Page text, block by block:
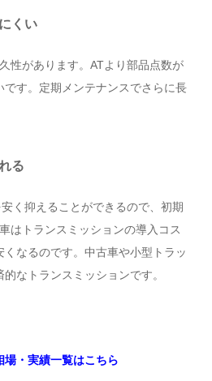
くい
性があります。ATより部品点数が
です。定期メンテナンスでさらに長
る
く抑えることができるので、初期
はトランスミッションの導入コス
くなるのです。中古車や小型トラッ
なトランスミッションです。
場・実績一覧はこちら